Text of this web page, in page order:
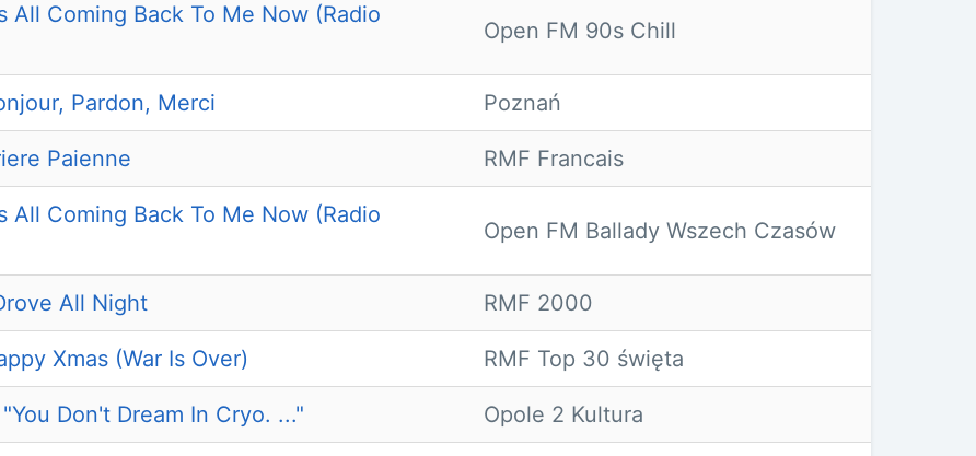
All Coming Back To Me Now (Radio
Open FM 90s Chill
Pardon, Merci Poznań
Paienne RMF Francais
All Coming Back To Me Now (Radio
Open FM Ballady Wszech Czasów
All Night RMF 2000
Xmas (War Is Over) RMF Top 30 święta
Don't Dream In Cryo. ..." Opole 2 Kultura